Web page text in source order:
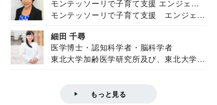
モンテッソーリで子育て支援 エンジェル
ズハウス研究所所長
モンテッソーリで子育て支援 エンジェル
細田 千尋
医学博士・認知科学者・脳科学者
東北大学加齢医学研究所及び、東北大学大
もっと見る